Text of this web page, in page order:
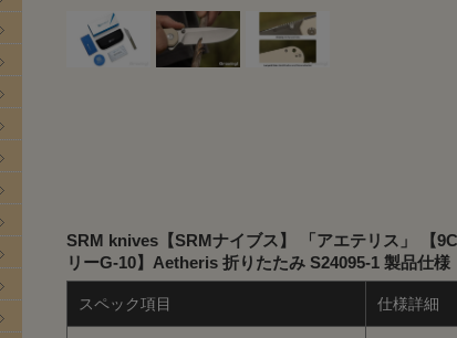
SRM knives【SRMナイブス】 「アエテリス」 【
リーG-10】Aetheris 折りたたみ S24095-1 製品仕様
スペック項目 仕様詳細